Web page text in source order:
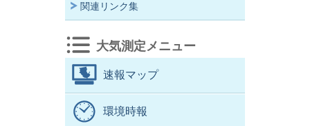
関連リンク集
大気測定メニュー
速報マップ
環境時報